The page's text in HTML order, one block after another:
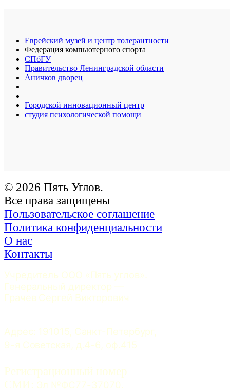
Еврейский музей и центр толерантности
Федерация компьютерного спорта
СПбГУ
Правительство Ленинградской области
Аничков дворец
Городской инновационный центр
студия психологической помощи
© 2026 Пять Углов.
Все права защищены
Пользовательское соглашение
Политика конфиденциальности
О нас
Контакты
Учредитель ООО «Пять углов».
Генеральный директор —
Грачев Сергей Викторович
Адрес: 191015, Санкт-Петербург,
9-я Советская, д.4-6, оф.415
Регистрационный номер
СМИ: Эл №ФС77-37070.